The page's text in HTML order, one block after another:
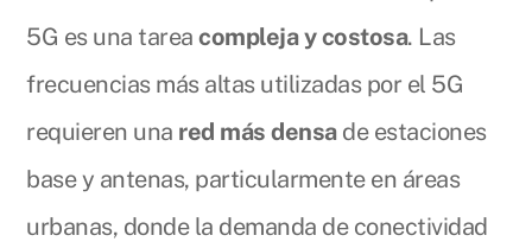
5G es una tareacompleja y costosa. Las
frecuencias más altas utilizadas por el 5G
requieren una red más densade estaciones
base y antenas, particularmente en áreas
urbanas, donde la demanda de conectividad